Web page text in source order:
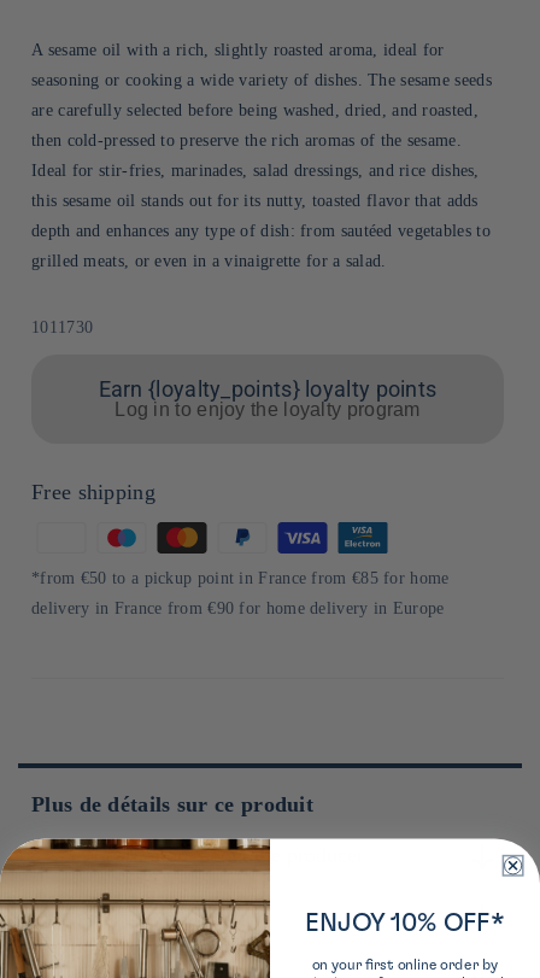
A sesame oil with a rich, slightly roasted aroma, ideal for
seasoning or cooking a wide variety of dishes. The sesame seeds
are carefully selected before being washed, dried, and roasted,
then cold-pressed to preserve the rich aromas of the sesame.
Ideal for stir-fries, marinades, salad dressings, and rice dishes,
this sesame oil stands out for its nutty, toasted flavor that adds
depth and enhances any type of dish: from sautéed vegetables to
grilled meats, or even in a vinaigrette for a salad.
Sku:
1011730
Earn {loyalty_points} loyalty points
Log in to enjoy the loyalty program
Free shipping
of
payment
*from €50 to a pickup point in France from €85 for home
delivery in France from €90 for home delivery in Europe
Plus de détails sur ce produit
Learn more about the producer
Fondée en 1858 sur l’île de Shodoshima, au cœur de la mer
intérieure de Seto, Kadoya Sesame Mills incarne l’art de
produire des huiles et produits à base de sésame. Grâce à un
Conservation
Conserver à l'abri de la lumière, de la chaleur et de
Composition
ENJOY 10% OFF*
on your first online order by